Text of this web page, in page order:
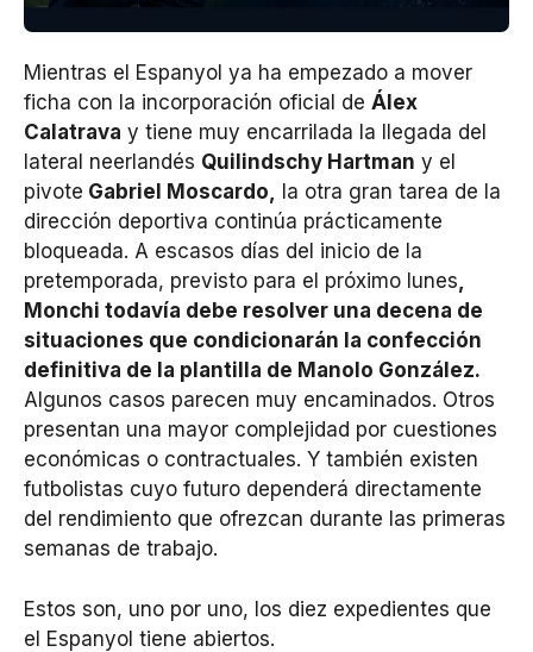
Mientras el Espanyol ya ha empezado a mover
ficha con la incorporación oficial de Álex
Calatrava y tiene muy encarrilada la llegada del
lateral neerlandés Quilindschy Hartman y el
pivote Gabriel M oscardo, la otra gran tarea de la
dirección deportiva continúa prácticamente
bloqueada. A escasos días del inicio de la
pretemporada, previsto para el próximo lunes,
Monchi todavía debe resolver una decena de
situaciones que condicionarán la confección
definitiva de la plantilla de Manolo González.
Algunos casos parecen muy encaminados. Otros
presentan una mayor complejidad por cuestiones
económicas o contractuales. Y también existen
futbolistas cuyo futuro dependerá directamente
del rendimiento que ofrezcan durante las primeras
semanas de trabajo.
Estos son, uno por uno, los diez expedientes que
el Espanyol tiene abiertos.